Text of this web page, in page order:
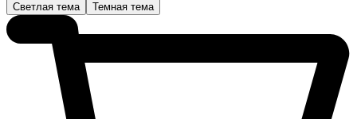
Светлая тема Темная тема